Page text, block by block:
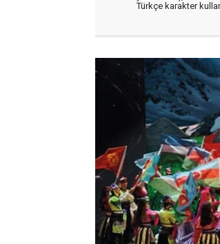
Türkçe karakter